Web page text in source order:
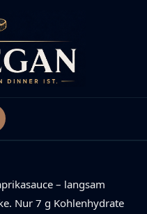
– langsam
Nur 7 g Kohlenhydrate